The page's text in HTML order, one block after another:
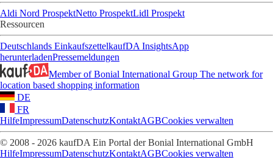
Aldi Nord ProspektNetto ProspektLidl Prospekt
Ressourcen
Deutschlands EinkaufszettelkaufDA InsightsApp
herunterladenPressemeldungen
Member of Bonial International Group The network for
location based shopping information
DE
FR
HilfeImpressumDatenschutzKontaktAGBCookies verwalten
© 2008 - 2026 kaufDA Ein Portal der Bonial International GmbH
HilfeImpressumDatenschutzKontaktAGBCookies verwalten